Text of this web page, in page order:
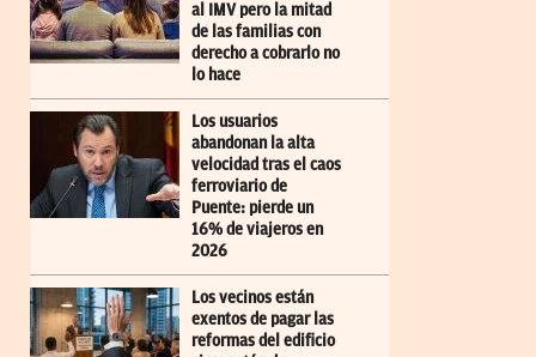
al IMV pero la mitad
de las familias con
derecho a cobrarlo no
lo hace
Los usuarios
abandonan la alta
velocidad tras el caos
ferroviario de
Puente: pierde un
16% de viajeros en
2026
Los vecinos están
exentos de pagar las
reformas del edificio